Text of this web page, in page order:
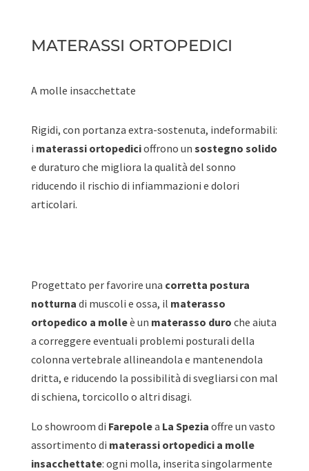
MATERASSI ORTOPEDICI
A molle insacchettate
Rigidi, con portanza extra-sostenuta, indeformabili:
i materassi ortopedicioffrono un sostegno solido
e duraturo che migliora la qualità del sonno
riducendo il rischio di infiammazioni e dolori
articolari.
Progettato per favorire una corretta postura
notturna di muscoli e ossa, il materasso
ortopedico a molleè un materasso duro che aiuta
a correggere eventuali problemi posturali della
colonna vertebrale allineandola e mantenendola
dritta, e riducendo la possibilità di svegliarsi con mal
di schiena, torcicollo o altri disagi.
Lo showroom di Farepolea La Spezia offre un vasto
assortimento di materassi ortopedici a molle
insacchettate: ogni molla, inserita singolarmente